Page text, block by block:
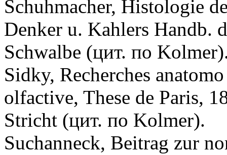
Schuhmacher, Histologie
Denker u. Kahlers Handb.
Schwalbe (цит. по
Sidky, Recherches
olfactive, These de Paris,
Striсht (цит. по Kolmer).
Suchanneck, Beitrag zur